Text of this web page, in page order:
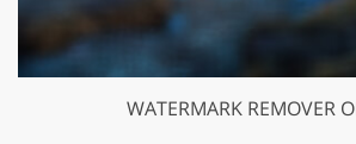
WATERMARK REMOVER